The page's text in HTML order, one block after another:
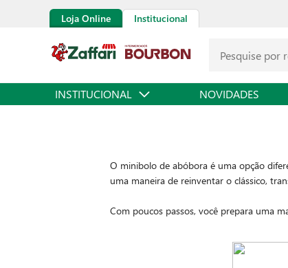
Loja Online Institucional
INSTITUCIONAL NOVIDADES
O minibolo de abóbora é uma opção
uma maneira de reinventar o clássico,
Com poucos passos, você prepara uma
Confira a receita abaixo e prepare-se